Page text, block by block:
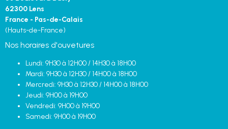
62300 Lens
France - Pas-de-Calais
(Hauts-de-France)
Nos horaires d'ouvetures
Lundi: 9H30 à 12H00 / 14H30 à 18H00
Mardi: 9H30 à 12H30 / 14H00 à 18H00
Mercredi: 9H30 à 12H30 / 14H00 à 18H00
Jeudi: 9H00 à 19H00
Vendredi: 9H00 à 19H00
Samedi: 9H00 à 19H00